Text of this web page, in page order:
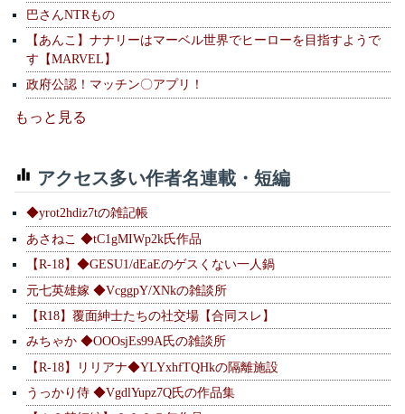
巴さんNTRもの
【あんこ】ナナリーはマーベル世界でヒーローを目指すようで
す【MARVEL】
政府公認！マッチン〇アプリ！
もっと見る
アクセス多い作者名連載・短編
◆yrot2hdiz7tの雑記帳
あさねこ ◆tC1gMIWp2k氏作品
【R-18】◆GESU1/dEaEのゲスくない一人鍋
元七英雄嫁 ◆VcggpY/XNkの雑談所
【R18】覆面紳士たちの社交場【合同スレ】
みちゃか ◆OOOsjEs99A氏の雑談所
【R-18】リリアナ◆YLYxhfTQHkの隔離施設
うっかり侍 ◆VgdlYupz7Q氏の作品集